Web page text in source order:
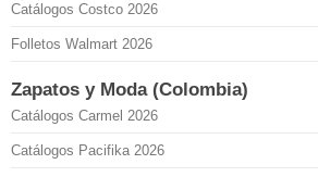
Catálogos Costco 2026
Folletos Walmart 2026
Zapatos y Moda (Colombia)
Catálogos Carmel 2026
Catálogos Pacifika 2026